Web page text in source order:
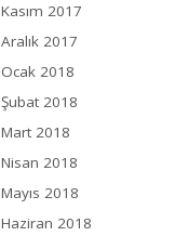
Kasım 2017
Aralık 2017
Ocak 2018
Şubat 2018
Mart 2018
Nisan 2018
Mayıs 2018
Haziran 2018